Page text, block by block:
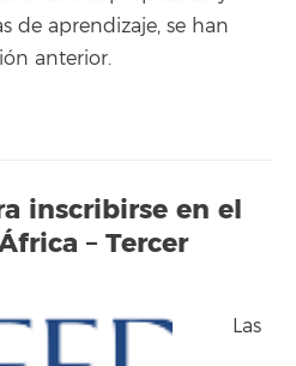
de aprendizaje, se han
anterior.
inscribirse en el
– Tercer
Las